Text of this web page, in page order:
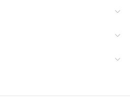
品リストについて、当社
スに関するお客様との取
必要な範囲で利用すること
利用者とは、
関して"
の「1.共同利